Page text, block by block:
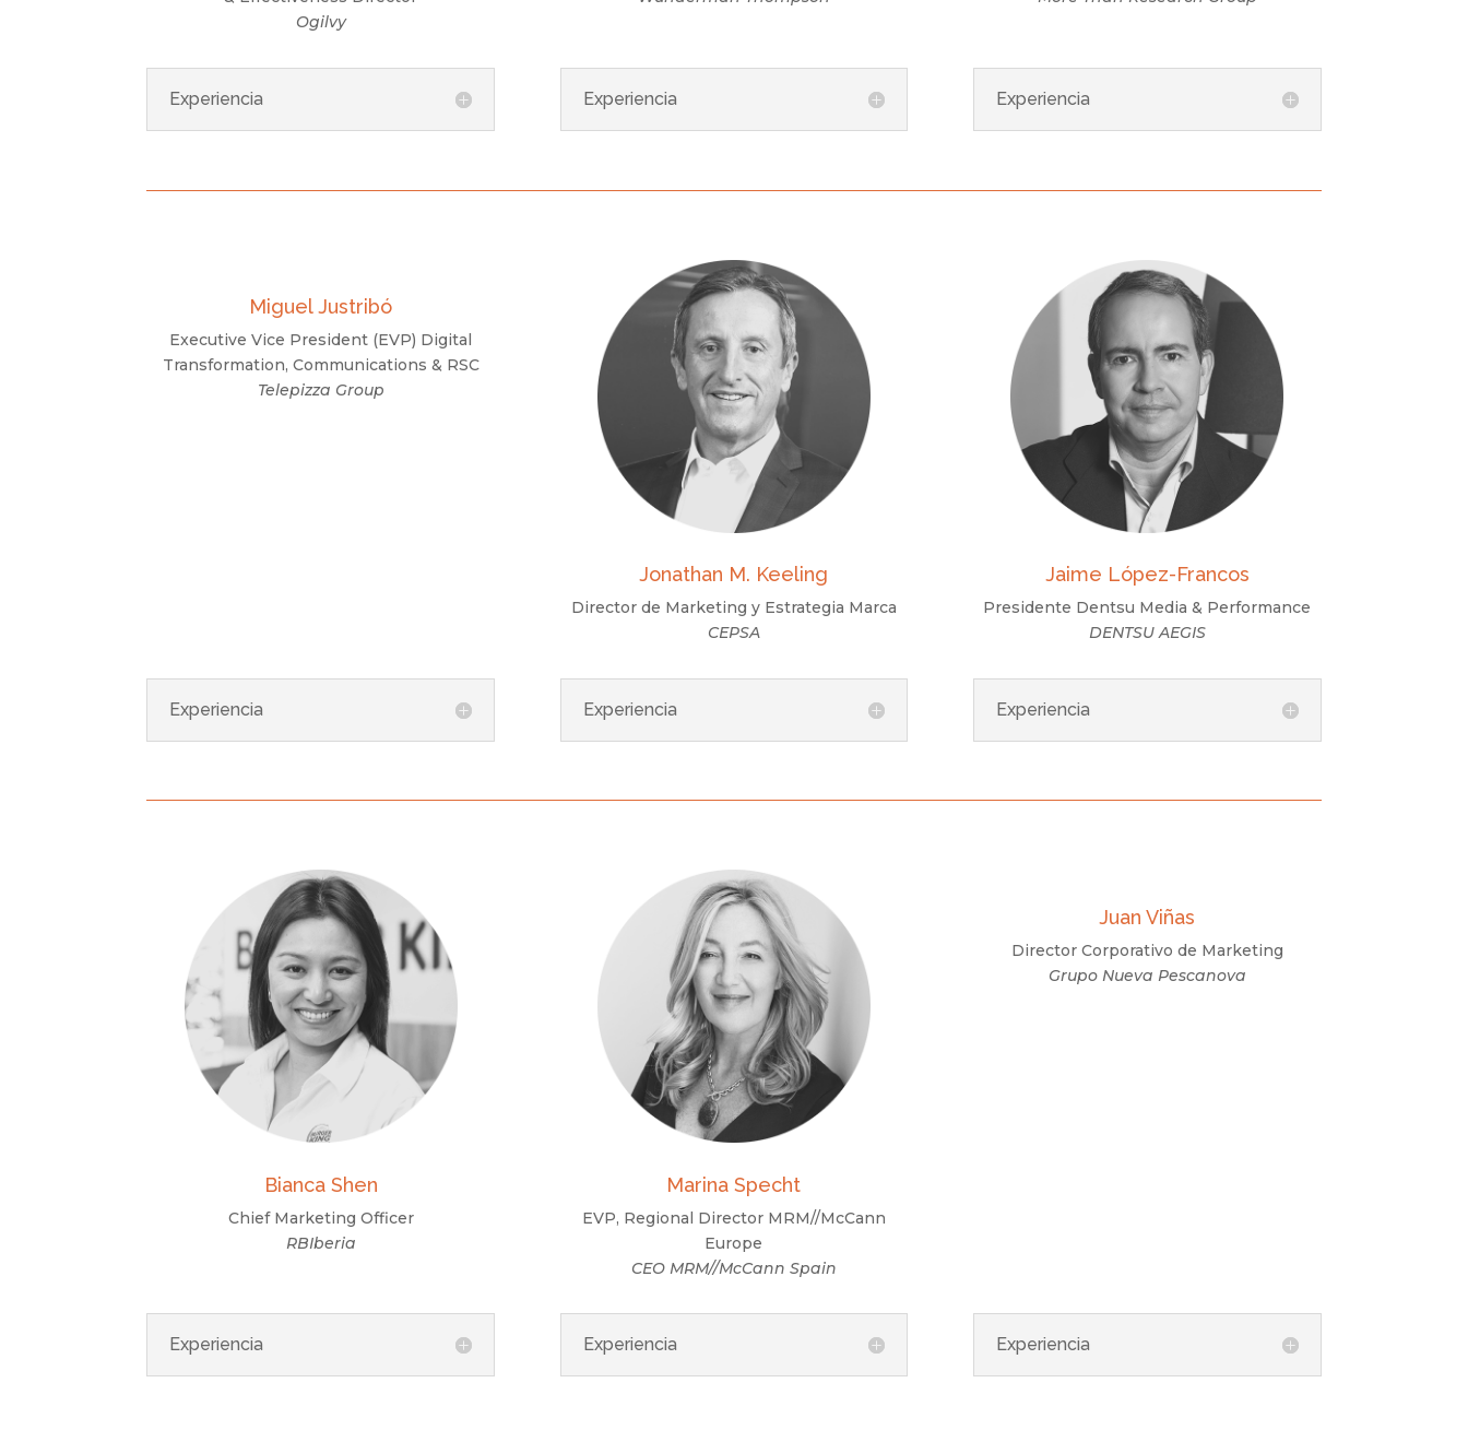
Ogilvy
Experiencia Experiencia Experiencia
Miguel Justribó
Executive Vice President (EVP) Digital
Transformation, Communications & RSC
Telepizza Group
Experiencia
Jonathan M. Keeling
Director de Marketing y Estrategia Marca
CEPSA
Experiencia
Jaime López-Francos
Presidente Dentsu Media & Performance
DENTSU AEGIS
Experiencia
Bianca Shen
Chief Marketing Officer
RBIberia
Experiencia
Marina Specht
EVP, Regional Director MRM//McCann
Europe
CEO MRM//McCann Spain
Experiencia
Juan Viñas
Director Corporativo de Marketing
Grupo Nueva Pescanova
Experiencia